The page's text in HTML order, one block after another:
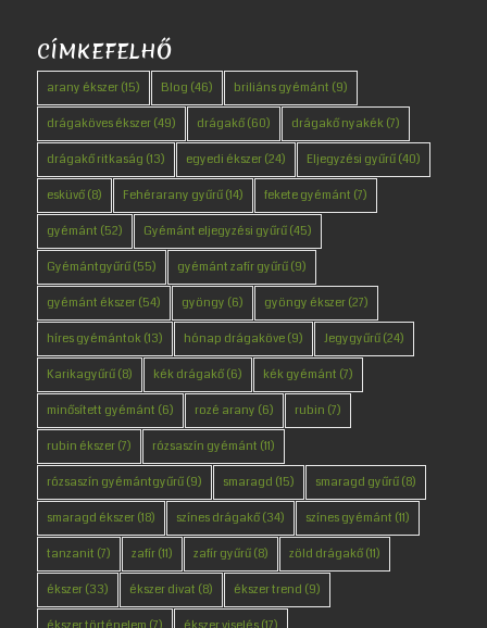
CÍMKEFELHŐ
arany ékszer(15) Blog (46) briliáns gyémánt (9)
drágaköves ékszer(49) drágakő(60) drágakő nyakék(7)
drágakő ritkaság (13) egyedi ékszer(24) Eljegyzési gyűrű(40)
esküvő(8) Fehérarany gyűrű(14) fekete gyémánt (7)
gyémánt (52) Gyémánt eljegyzési gyűrű(45)
Gyémántgyűrű(55) gyémánt zafír gyűrű(9)
gyémánt ékszer(54) gyöngy (6) gyöngy ékszer(27)
híres gyémántok(13) hónap drágaköve(9) Jegygyűrű(24)
Karikagyűrű(8) kék drágakő(6) kék gyémánt (7)
minősített gyémánt (6) rozé arany (6) rubin (7)
rubin ékszer(7) rózsaszín gyémánt (11)
rózsaszín gyémántgyűrű(9) smaragd (15) smaragd gyűrű(8)
smaragd ékszer(18) színes drágakő(34) színes gyémánt (11)
tanzanit (7) zafír(11) zafír gyűrű(8) zöld drágakő(11)
ékszer(33) ékszer divat (8) ékszer trend (9)